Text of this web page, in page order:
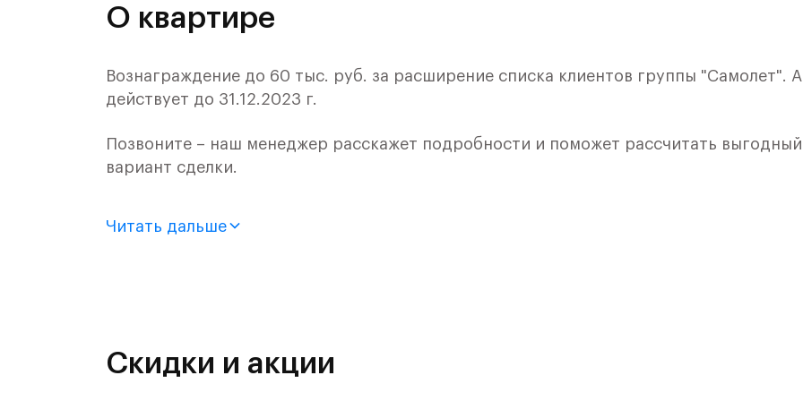
О квартире
Вознаграждение до 60 тыс. руб. за расширение списка клиентов группы "Самолет".
действует до 31.12.2023 г.
Позвоните – наш менеджер расскажет подробности и поможет рассчитать выгодный
вариант сделки.
монолитного дома (Корпус 55, Секция 1) в ЖК «Рублевский Квартал» от группы
и Подушкинским лесами.
Читать дальше
Скидки и акции